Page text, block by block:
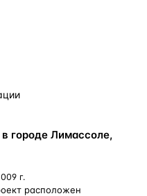
городе Лимассоле,
г.
расположен